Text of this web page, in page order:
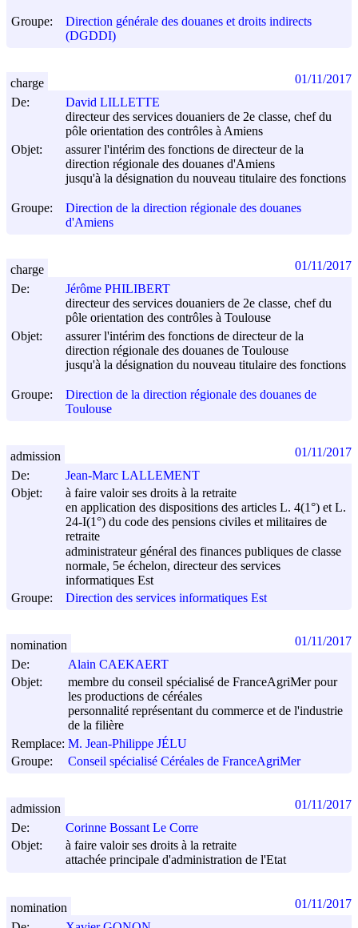
Groupe:
Direction générale des douanes et droits indirects
(DGDDI)
De:
David LILLETTE
directeur des services douaniers de 2e classe, chef du
pôle orientation des contrôles à Amiens
Objet:
assurer l'intérim des fonctions de directeur de la
direction régionale des douanes d'Amiens
jusqu'à la désignation du nouveau titulaire des fonctions
Groupe:
Direction de la direction régionale des douanes
d'Amiens
charge 01/11/2017
De:
Jérôme PHILIBERT
directeur des services douaniers de 2e classe, chef du
pôle orientation des contrôles à Toulouse
Objet:
assurer l'intérim des fonctions de directeur de la
direction régionale des douanes de Toulouse
jusqu'à la désignation du nouveau titulaire des fonctions
Groupe:
Direction de la direction régionale des douanes de
Toulouse
charge 01/11/2017
De:
Jean-Marc LALLEMENT
Objet:
à faire valoir ses droits à la retraite
en application des dispositions des articles L. 4(1°) et L.
24-I(1°) du code des pensions civiles et militaires de
retraite
administrateur général des finances publiques de classe
normale, 5e échelon, directeur des services
informatiques Est
Groupe:
Direction des services informatiques Est
admission 01/11/2017
De:
Alain CAEKAERT
Objet:
membre du conseil spécialisé de FranceAgriMer pour
les productions de céréales
personnalité représentant du commerce et de l'industrie
de la filière
Remplace: M. Jean-Philippe JÉLU
Groupe:
Conseil spécialisé Céréales de FranceAgriMer
nomination 01/11/2017
De:
Corinne Bossant Le Corre
Objet:
à faire valoir ses droits à la retraite
attachée principale d'administration de l'Etat
admission 01/11/2017
nomination 01/11/2017